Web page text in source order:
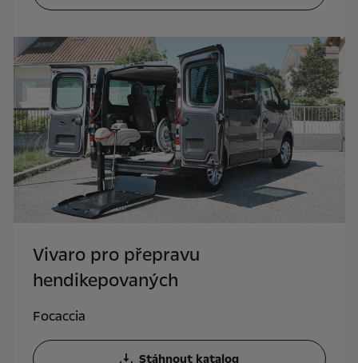
Vivaro pro přepravu
hendikepovaných
Focaccia
Stáhnout katalog